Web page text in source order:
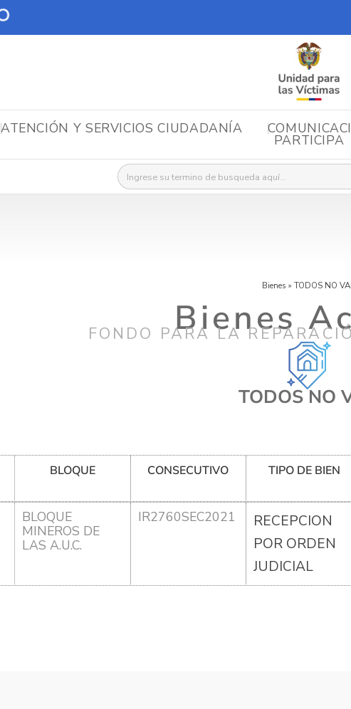
ATENCIÓN Y SERVICIOS CIUDADANÍA
PARTICIPA
Buscar:
Bienes » TODOS NO
Bienes
FONDO PARA LA
TODOS NO
BLOQUE CONSECUTIVO TIPO DE BIEN
BLOQUE
MINEROS DE
LAS A.U.C.
IR2760SEC2021
RECEPCION
POR ORDEN
JUDICIAL